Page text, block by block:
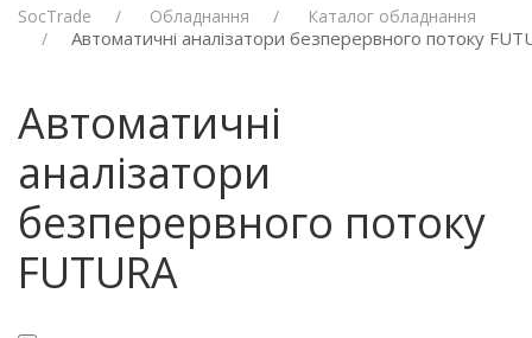
SocTrade Обладнання Каталог обладнання
Автоматичні аналізатори безперервного потоку
Автоматичні
аналізатори
безперервного потоку
FUTURA